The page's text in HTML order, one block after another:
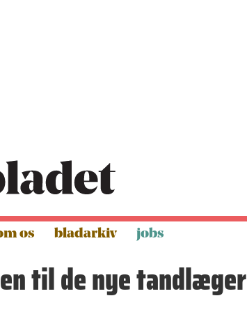
os bladarkiv jobs
til de nye tandlæger